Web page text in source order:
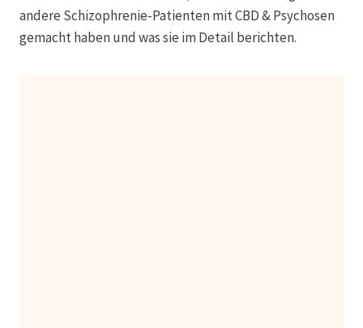
andere Schizophrenie-Patientenmit CBD & Psychosen
gemacht haben und was sie im Detail berichten.